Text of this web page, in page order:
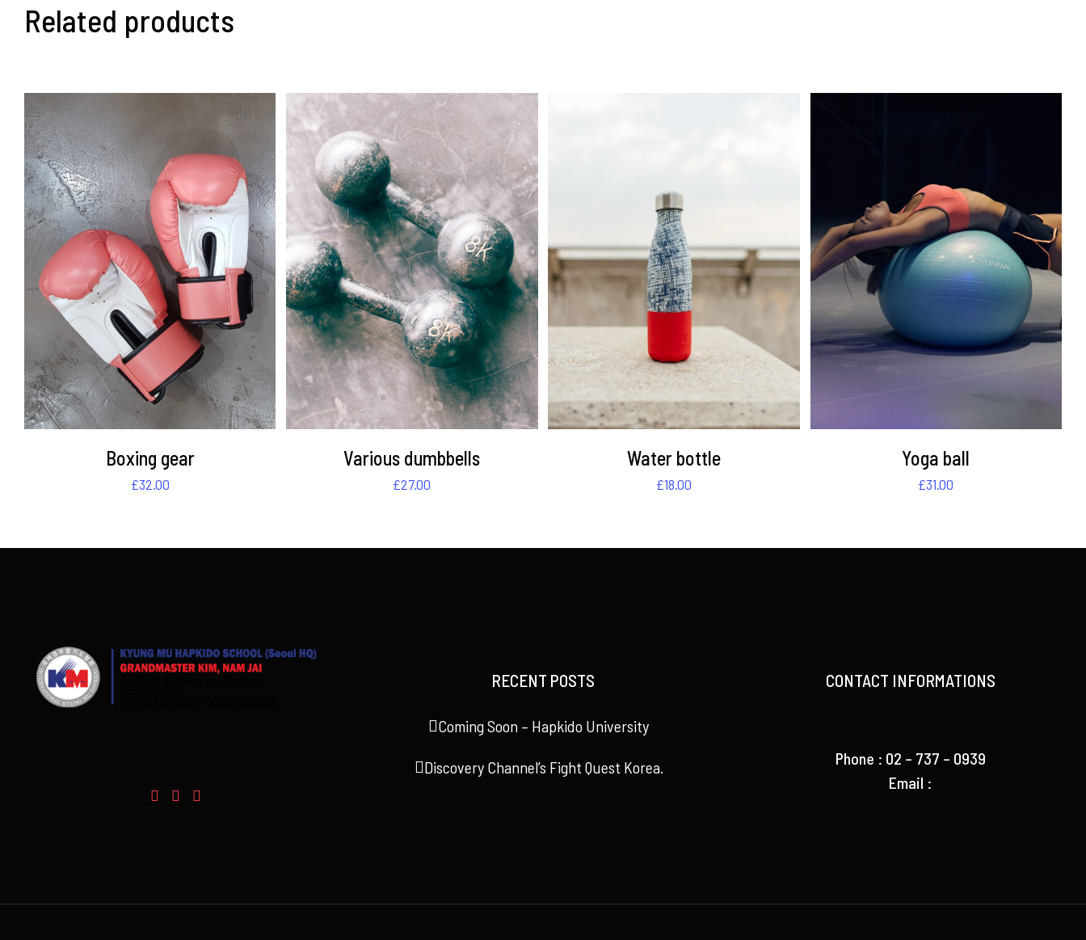
Related products
DETAILS
Boxing gear
£32.00
DETAILS
Various dumbbells
£27.00
DETAILS
Water bottle
£18.00
DETAILS
Yoga ball
£31.00
RECENT POSTS
Coming Soon – Hapkido University
Discovery Channel’s Fight Quest Korea.
CONTACT INFORMATIONS
Phone : 02 – 737 – 0939
Email :